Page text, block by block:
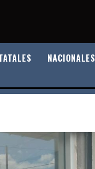
NACIONALES